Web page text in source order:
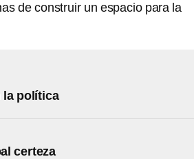
de construir un espacio para la
la política
certeza